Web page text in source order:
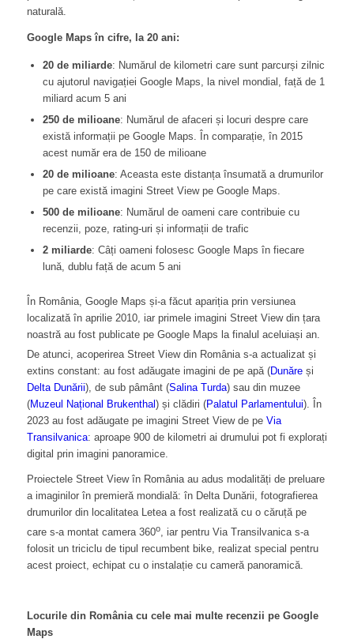
naturală.
Google Maps în cifre, la 20 ani:
20 de miliarde: Numărul de kilometri care sunt parcurși zilnic
cu ajutorul navigației Google Maps, la nivel mondial, față de 1
miliard acum 5 ani
250 de milioane: Numărul de afaceri și locuri despre care
există informații pe Google Maps. În comparație, în 2015
acest număr era de 150 de milioane
20 de milioane: Aceasta este distanța însumată a drumurilor
pe care există imagini Street View pe Google Maps.
500 de milioane: Numărul de oameni care contribuie cu
recenzii, poze, rating-uri și informații de trafic
2 miliarde: Câți oameni folosesc Google Maps în fiecare
lună, dublu față de acum 5 ani
În România, Google Maps și-a făcut apariția prin versiunea
localizată în aprilie 2010, iar primele imagini Street View din țara
noastră au fostpublicate pe Google Maps la finalul aceluiași an.
De atunci, acoperirea Street View din România s-a actualizat și
extins constant: au fost adăugate imagini de pe apă (Dunăreși
Delta Dunării), de sub pâmânt (Salina Turda) sau din muzee
(Muzeul Național Brukenthal) și clădiri (Palatul Parlamentului). În
2023 au fost adăugate pe imagini Street View de pe Via
Transilvanica: aproape 900 de kilometri ai drumului pot fi explorați
digital prin imagini panoramice.
Proiectele Street View în România au adus modalități de preluare
a imaginilor în premieră mondială: în Delta Dunării, fotografierea
drumurilor din localitatea Letea a fost realizată cu o căruță pe
care s-a montat camera 360o, iar pentru Via Transilvanica s-a
folosit un triciclu de tipul recumbent bike, realizat special pentru
acest proiect, echipat cu o instalație cu cameră panoramică.
Locurile din România cu cele mai multe recenzii pe Google
Maps